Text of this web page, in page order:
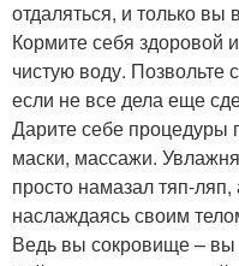
отдаляться, и только вы
Кормите себя здоровой
чистую воду. Позвольте
если не все дела еще
Дарите себе
маски, массажи.
просто намазал тяп-
наслаждаясь своим
Ведь вы сокровище – вы